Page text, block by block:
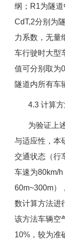
纲；R1为隧
CdT,2分别为
力系数，无量
车行驶时大型
值可分别取为
隧道内所有车
4.3 计算方
为验证上述
与适应性，本
交通状态（行
车速为80km/
60m~300m）
数计算方法进
该方法车辆空
10%，较为准